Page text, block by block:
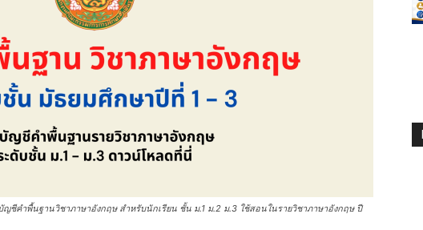
ชีคําพื้นฐานวิชาภาษาอังกฤษ สำหรับนักเรียน ชั้น ม.1 ม.2 ม.3 ใช้สอนในรายวิชาภาษาอังกฤษ ปี